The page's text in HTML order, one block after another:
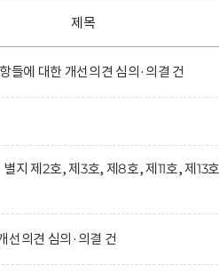
제목
들에 대한 개선의견 심의·의결 건
지 제2호, 제3호, 제8호, 제11호, 제13
선의견 심의·의결 건